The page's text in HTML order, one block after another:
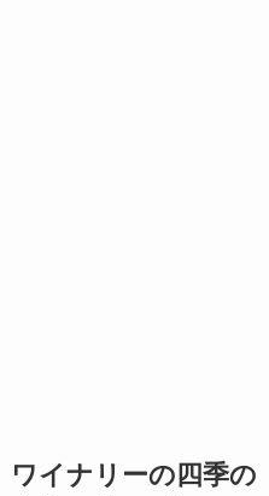
ワイナリーの四季の